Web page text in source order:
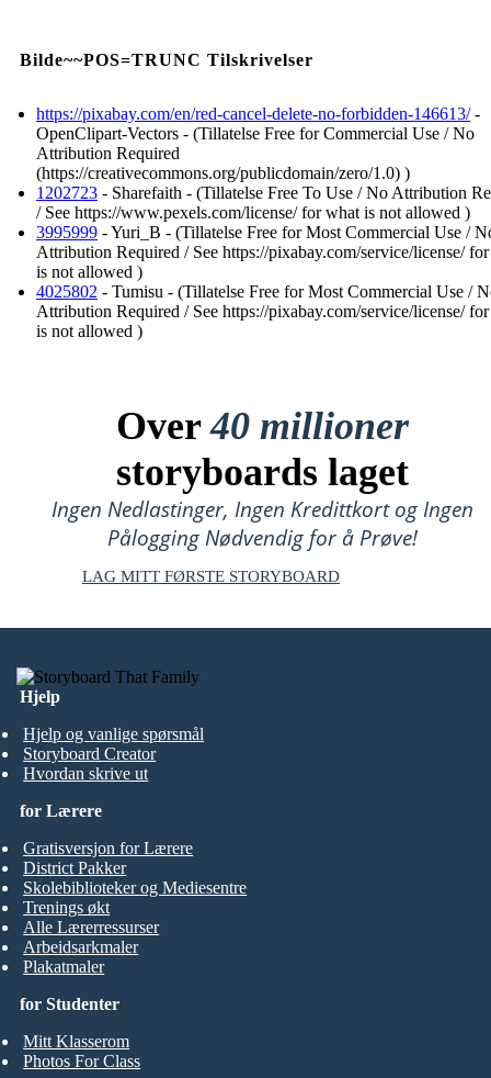
Bilde~~POS=TRUNC Tilskrivelser
https://pixabay.com/en/red-cancel-delete-no-forbidden-146613/-
OpenClipart-Vectors - (Tillatelse Free for Commercial Use / No
Attribution Required
(https://creativecommons.org/publicdomain/zero/1.0) )
1202723 - Sharefaith - (Tillatelse Free To Use / No Attribution
/ See https://www.pexels.com/license/ for what is not allowed )
3995999 - Yuri_B - (Tillatelse Free for Most Commercial Use /
Attribution Required / See https://pixabay.com/service/license/
is not allowed )
4025802 - Tumisu - (Tillatelse Free for Most Commercial Use /
Attribution Required / See https://pixabay.com/service/license/
is not allowed )
Over40 millioner
storyboards laget
Ingen Nedlastinger, Ingen Kredittkort og Ingen
Pålogging Nødvendig for å Prøve!
LAG MITT FØRSTE STORYBOARD
Hjelp
Hjelp og vanlige spørsmål
Storyboard Creator
Hvordan skrive ut
for Studenter
Mitt Klasserom
Photos For Class
for Lærere
Gratisversjon for Lærere
District Pakker
Skolebiblioteker og Mediesentre
Trenings økt
Alle Lærerressurser
Arbeidsarkmaler
Plakatmaler